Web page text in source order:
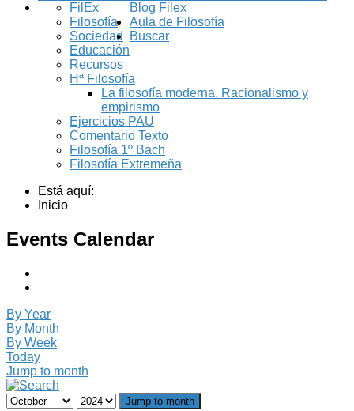
Blog Filex
FilEx
Filosofía
Sociedad
Educación
Recursos
Aula de Filosofía
Hª Filosofía
La filosofía moderna. Racionalismo y
empirismo
Ejercicios PAU
Comentario Texto
Filosofía 1º Bach
Filosofía Extremeña
Buscar
Está aquí:
Inicio
Events Calendar
By Year
By Month
By Week
Today
Jump to month
Jump to month